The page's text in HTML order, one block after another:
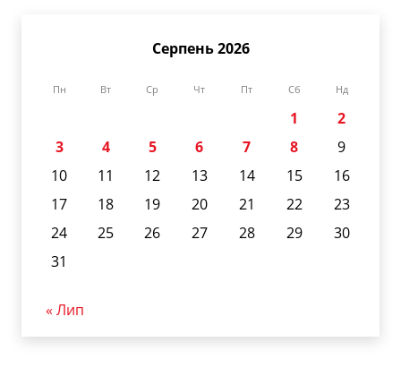
Серпень 2026
Пн Вт Ср Чт Пт Сб Нд
1
2
3
4 5 6 7 8
9
10
11 12 13 14 15
16
17
18 19 20 21 22
23
24
25 26 27 28 29
30
31
« Лип